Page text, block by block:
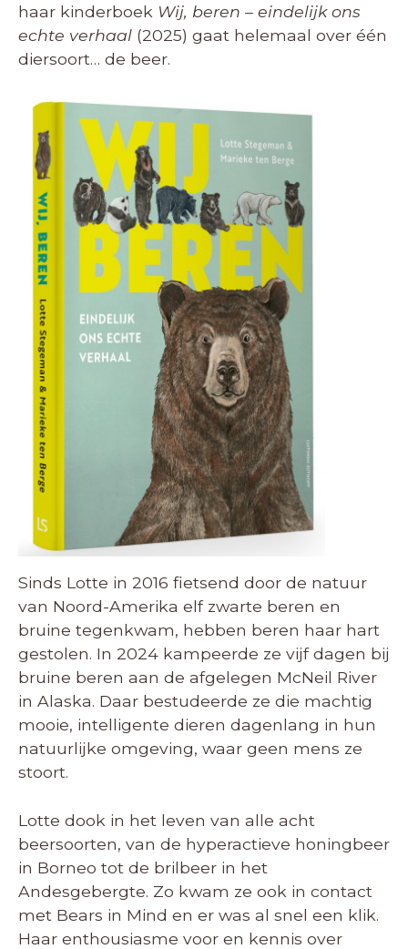
haar kinderboek Wij, beren – eindelijk ons
echte verhaal (2025) gaat helemaal over één
diersoort… de beer.
Sinds Lotte in 2016 fietsend door de natuur
van Noord-Amerika elf zwarte beren en
bruine tegenkwam, hebben beren haar hart
gestolen. In 2024 kampeerde ze vijf dagen bij
bruine beren aan de afgelegen McNeil River
in Alaska. Daar bestudeerde ze die machtig
mooie, intelligente dieren dagenlang in hun
natuurlijke omgeving, waar geen mens ze
stoort.
Lotte dook in het leven van alle acht
beersoorten, van de hyperactieve honingbeer
in Borneo tot de brilbeer in het
Andesgebergte. Zo kwam ze ook in contact
met Bears in Mind en er was al snel een klik.
Haar enthousiasme voor en kennis over